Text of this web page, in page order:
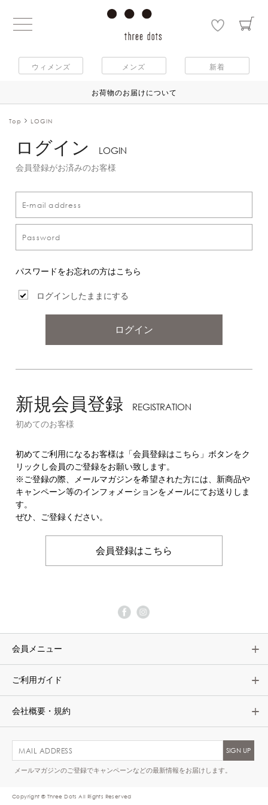
ウィメンズ メンズ 新着
お荷物のお届けについて
Top LOGIN
ログイン LOGIN
会員登録がお済みのお客様
パスワードをお忘れの方はこちら
ログインしたままにする
ログイン
新規会員登録 REGISTRATION
初めてのお客様
初めてご利用になるお客様は「会員登録はこちら」ボタンをク
リックし会員のご登録をお願い致します。
※ご登録の際、メールマガジンを希望された方には、新商品や
キャンペーン等のインフォメーションをメールにてお送りしま
す。
ぜひ、ご登録ください。
会員登録はこちら
会員メニュー
ご利用ガイド
会社概要・規約
メールマガジンのご登録でキャンペーンなどの最新情報をお届けします。
Copyright © Three Dots All Rights Reserved